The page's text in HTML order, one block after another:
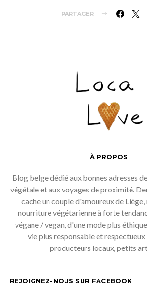
PARTAGER
À PROPOS
Blog belge dédié aux bonnes adresses
végétale et aux voyages de proximité.
cache un couple d'amoureux de Liège,
nourriture végétarienne à forte
végane / vegan, d'une mode plus
vie plus responsable et respectueux
producteurs locaux, petits
REJOIGNEZ-NOUS SUR FACEBOOK